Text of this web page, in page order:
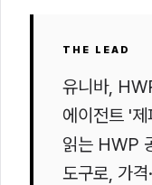
THE LEAD
유니바,
에이전트 '
읽는 HWP
도구로, 가